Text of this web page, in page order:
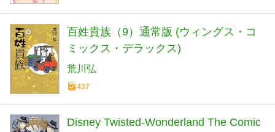
百姓貴族（9）通常版 (ウィングス・コ
ミックス・デラックス)
荒川弘
437
Disney Twisted-Wonderland The Comic